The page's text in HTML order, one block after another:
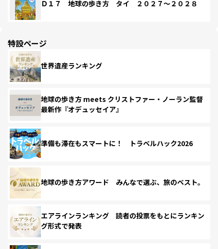
Ｄ１７ 地球の歩き方 タイ ２０２７～２０２８
特設ページ
世界遺産ランキング
地球の歩き方 meets クリストファー・ノーラン監督
最新作『オデュッセイア』
準備も滞在もスマートに！ トラベルハック2026
地球の歩き方アワード みんなで選ぶ、旅のベスト。
エアラインランキング 読者の投票をもとにランキン
グ形式で発表